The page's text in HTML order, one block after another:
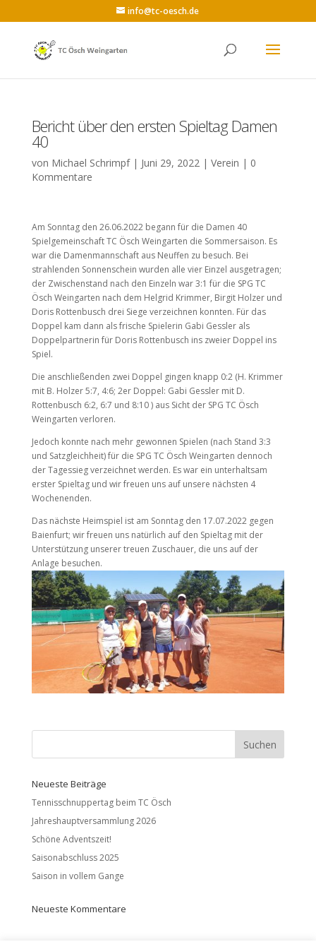
info@tc-oesch.de
Bericht über den ersten Spieltag Damen
40
von Michael Schrimpf| Juni 29, 2022| Verein | 0
Kommentare
Am Sonntag den 26.06.2022 begann für die Damen 40
Spielgemeinschaft TC Ösch Weingarten die Sommersaison. Es
war die Damenmannschaft aus Neuffen zu besuch. Bei
strahlenden Sonnenschein wurden alle vier Einzel ausgetragen;
der Zwischenstand nach den Einzeln war 3:1 für die SPG TC
Ösch Weingarten nach dem Helgrid Krimmer, Birgit Holzer und
Doris Rottenbusch drei Siege verzeichnen konnten. Für das
Doppel kam dann als frische Spielerin Gabi Gessler als
Doppelpartnerin für Doris Rottenbusch ins zweier Doppel ins
Spiel.
Die anschließenden zwei Doppel gingen knapp 0:2 (H. Krimmer
mit B. Holzer 5:7, 4:6; 2er Doppel: Gabi Gessler mit D.
Rottenbusch 6:2, 6:7 und 8:10 ) aus Sicht der SPG TC Ösch
Weingarten verloren.
Jedoch konnte nach mehr gewonnen Spielen (nach Stand 3:3
und Satzgleichheit) für die SPG TC Ösch Weingarten dennoch
der Tagessieg verzeichnet werden. Es war ein unterhaltsam
erster Spieltag und wir freuen uns auf unsere nächsten 4
Wochenenden.
Das nächste Heimspiel ist am Sonntag den 17.07.2022 gegen
Baienfurt; wir freuen uns natürlich auf den Spieltag mit der
Unterstützung unserer treuen Zuschauer, die uns auf der
Anlage besuchen.
Neueste Beiträge
Tennisschnuppertag beim TC Ösch
Jahreshauptversammlung 2026
Schöne Adventszeit!
Saisonabschluss 2025
Saison in vollem Gange
Neueste Kommentare